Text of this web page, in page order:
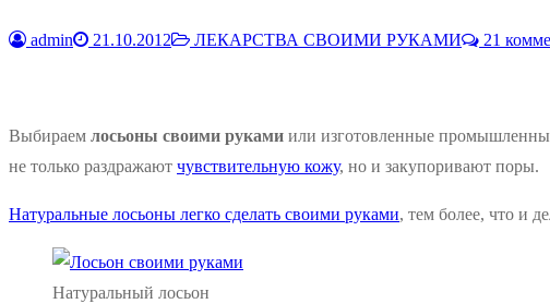
admin 21.10.2012 ЛЕКАРСТВА СВОИМИ РУКАМИ 21
Выбираем лосьоны своими руками или изготовленные
не только раздражают чувствительную кожу, но и закупоривают поры.
Натуральные лосьоны легко сделать своими руками, тем более, что и
Натуральный лосьон